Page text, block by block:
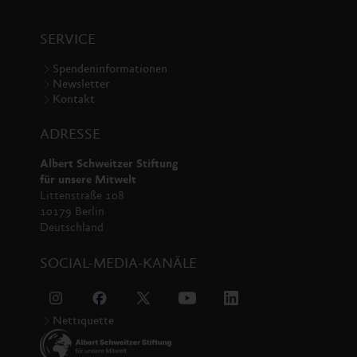
SERVICE
Spendeninformationen
Newsletter
Kontakt
ADRESSE
Albert Schweitzer Stiftung
für unsere Mitwelt
Littenstraße 108
10179 Berlin
Deutschland
SOCIAL-MEDIA-KANÄLE
Nettiquette